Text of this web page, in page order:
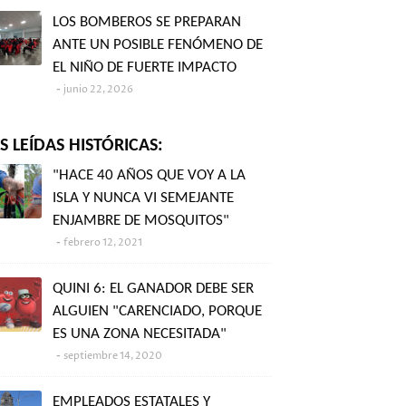
LOS BOMBEROS SE PREPARAN
ANTE UN POSIBLE FENÓMENO DE
EL NIÑO DE FUERTE IMPACTO
junio 22, 2026
LEÍDAS HISTÓRICAS:
"HACE 40 AÑOS QUE VOY A LA
ISLA Y NUNCA VI SEMEJANTE
ENJAMBRE DE MOSQUITOS"
febrero 12, 2021
QUINI 6: EL GANADOR DEBE SER
ALGUIEN "CARENCIADO, PORQUE
ES UNA ZONA NECESITADA"
septiembre 14, 2020
EMPLEADOS ESTATALES Y